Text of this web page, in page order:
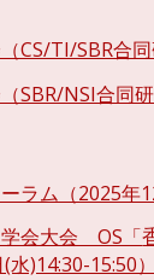
CS/TI/SBR合
SBR/NSI合同
ラム（2025年
学会大会 OS「
)14:30-15:50）